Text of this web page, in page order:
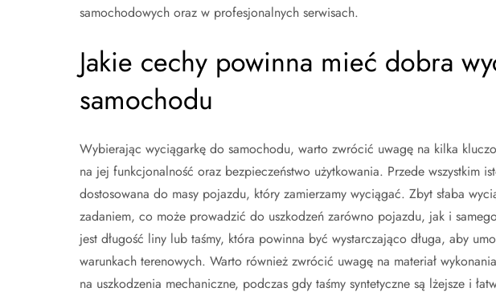
samochodowych oraz w profesjonalnych serwisach.
Jakie cechy powinna mieć dobra
samochodu
Wybierając wyciągarkę do samochodu, warto zwrócić uwagę na kilka
na jej funkcjonalność oraz bezpieczeństwo użytkowania. Przede wszystkim
dostosowana do masy pojazdu, który zamierzamy wyciągać. Zbyt słaba
zadaniem, co może prowadzić do uszkodzeń zarówno pojazdu, jak i
jest długość liny lub taśmy, która powinna być wystarczająco długa, aby
warunkach terenowych. Warto również zwrócić uwagę na materiał
na uszkodzenia mechaniczne, podczas gdy taśmy syntetyczne są lżejsze i